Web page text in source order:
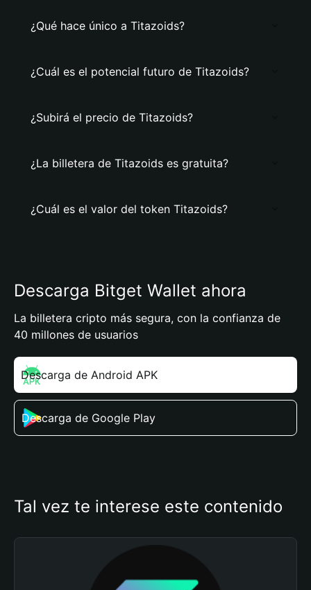
¿Qué hace único a Titazoids?
¿Cuál es el potencial futuro de Titazoids?
¿Subirá el precio de Titazoids?
¿La billetera de Titazoids es gratuita?
¿Cuál es el valor del token Titazoids?
Descarga Bitget Wallet ahora
La billetera cripto más segura, con la confianza de
40 millones de usuarios
Descarga de Android APK
Descarga de Google Play
Tal vez te interese este contenido